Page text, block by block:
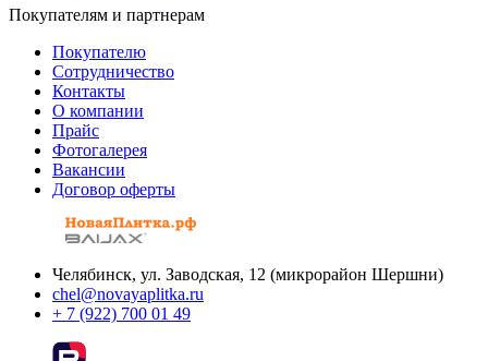
Покупателям и партнерам
Покупателю
Сотрудничество
Контакты
О компании
Прайс
Фотогалерея
Вакансии
Договор оферты
Челябинск, ул. Заводская, 12 (микрорайон Шершни)
chel@novayaplitka.ru
+ 7 (922) 700 01 49